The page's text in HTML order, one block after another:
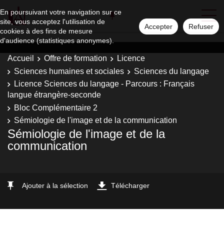
En poursuivant votre navigation sur ce
site, vous acceptez l'utilisation de
cookies à des fins de mesure
d'audience (statistiques anonymes).
Accepter Refuser
Accueil Offre de formation
Licence
Sciences humaines et sociales
Sciences du langage
Licence Sciences du langage - Parcours : Français
langue étrangère-seconde
Bloc Complémentaire 2
Sémiologie de l'image et de la communication
Sémiologie de l'image et de la
communication
Ajouter à la sélection Télécharger